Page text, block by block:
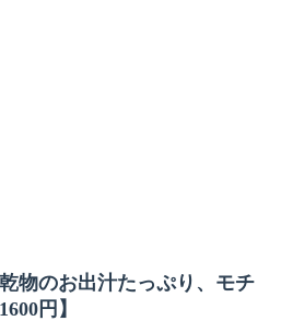
物のお出汁たっぷり、モチ
円】